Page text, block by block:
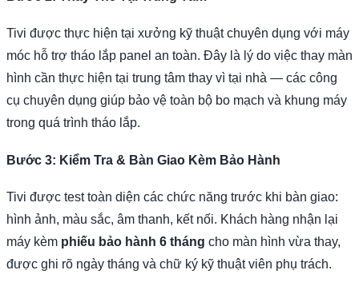
Tivi được thực hiện tại xưởng kỹ thuật chuyên dụng với máy
móc hỗ trợ tháo lắp panel an toàn. Đây là lý do việc thay màn
hình cần thực hiện tại trung tâm thay vì tại nhà — các công
cụ chuyên dụng giúp bảo vệ toàn bộ bo mạch và khung máy
trong quá trình tháo lắp.
Bước 3: Kiểm Tra & Bàn Giao Kèm Bảo Hành
Tivi được test toàn diện các chức năng trước khi bàn giao:
hình ảnh, màu sắc, âm thanh, kết nối. Khách hàng nhận lại
máy kèm phiếu bảo hành 6 tháng cho màn hình vừa thay,
được ghi rõ ngày tháng và chữ ký kỹ thuật viên phụ trách.